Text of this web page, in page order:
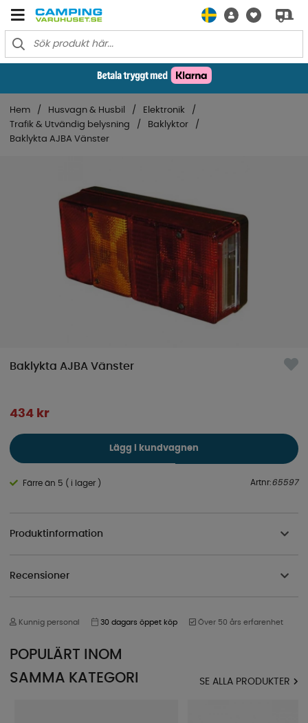
Hem Husvagn & Husbil
Elektronik
Trafik & Utvändig belysning
Baklyktor
Baklykta AJBA Vänster
Baklykta AJBA Vänster
434 kr
Lägg i kundvagnen
Färre än 5 ( i lager ) Artnr:65597
Produktinformation
Recensioner
Kunnig personal 30 dagars öppet köp Över 50 års erfarenhet
POPULÄRT INOM
SAMMA KATEGORI
SE ALLA PRODUKTER